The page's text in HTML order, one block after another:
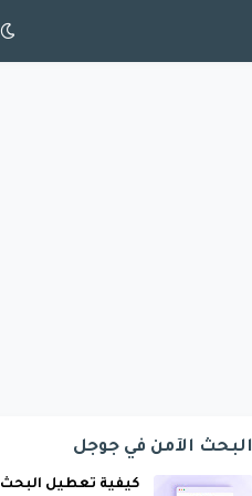
البحث الآمن في جوجل
كيفية تعطيل البحث